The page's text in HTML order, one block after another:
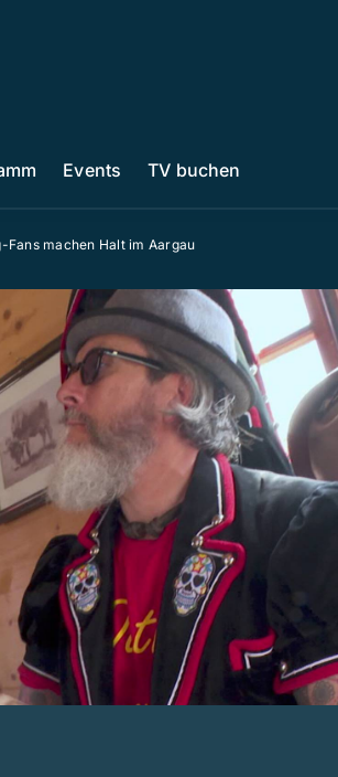
Events TV buchen
machen Halt im Aargau